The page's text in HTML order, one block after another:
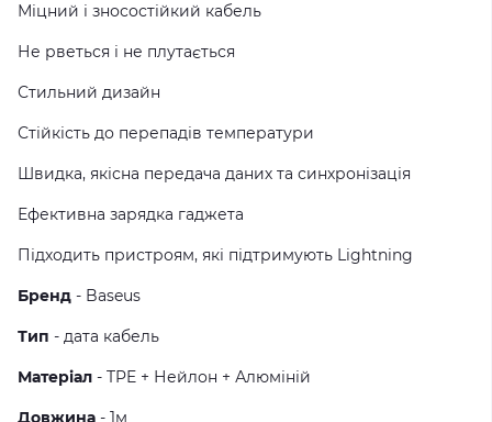
Міцний і зносостійкий кабель
Не рветься і не плутається
Стильний дизайн
Стійкість до перепадів температури
Швидка, якісна передача даних та синхронізація
Ефективна зарядка гаджета
Підходить пристроям, які підтримують Lightning
Бренд - Baseus
Тип - дата кабель
Матеріал - TPE + Нейлон + Алюміній
Довжина - 1м